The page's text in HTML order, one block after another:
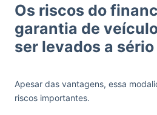
Os riscos do
garantia de
ser levados a sério
Apesar das vantagens, essa
riscos importantes.